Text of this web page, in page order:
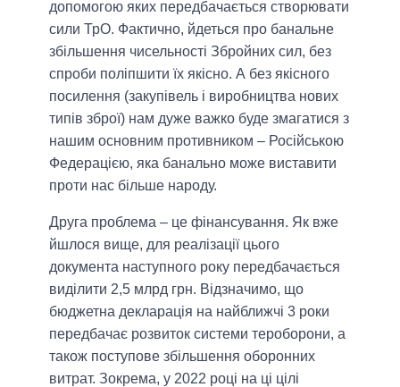
допомогою яких передбачається створювати
сили ТрО. Фактично, йдеться про банальне
збільшення чисельності Збройних сил, без
спроби поліпшити їх якісно. А без якісного
посилення (закупівель і виробництва нових
типів зброї) нам дуже важко буде змагатися з
нашим основним противником – Російською
Федерацією, яка банально може виставити
проти нас більше народу.
Друга проблема – це фінансування. Як вже
йшлося вище, для реалізації цього
документа наступного року передбачається
виділити 2,5 млрд грн. Відзначимо, що
бюджетна декларація на найближчі 3 роки
передбачає розвиток системи тероборони, а
також поступове збільшення оборонних
витрат. Зокрема, у 2022 році на ці цілі